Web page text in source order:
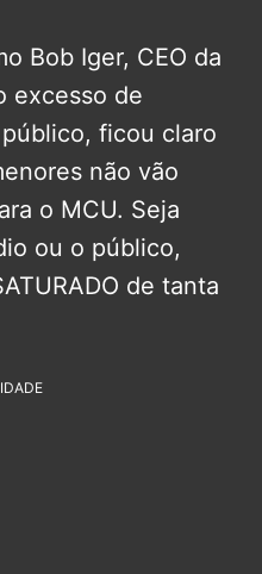
Bob Iger, CEO da
excesso de
ficou claro
não vão
o MCU. Seja
ou o público,
de tanta